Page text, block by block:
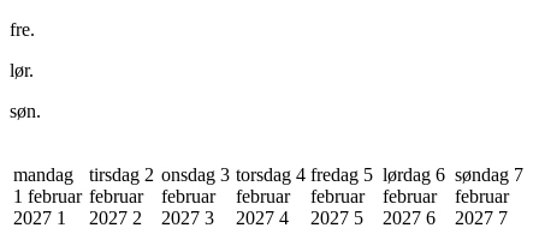
fre.
lør.
søn.
mandag
1 februar
2027 1
tirsdag 2
februar
2027 2
onsdag 3
februar
2027 3
torsdag 4
februar
2027 4
fredag 5
februar
2027 5
lørdag 6
februar
2027 6
søndag 7
februar
2027 7